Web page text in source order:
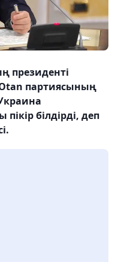
президенті
партиясының
білдірді, деп